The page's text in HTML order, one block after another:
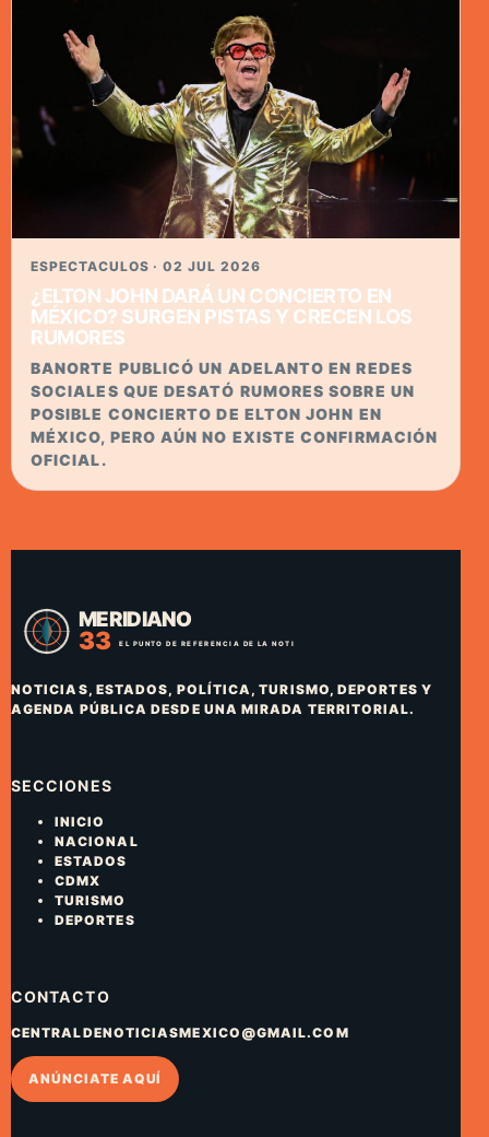
ESPECTACULOS · 02 JUL 2026
¿ELTON JOHN DARÁ UN CONCIERTO EN
MÉXICO? SURGEN PISTAS Y CRECEN LOS
RUMORES
BANORTE PUBLICÓ UN ADELANTO EN REDES
SOCIALES QUE DESATÓ RUMORES SOBRE UN
POSIBLE CONCIERTO DE ELTON JOHN EN
MÉXICO, PERO AÚN NO EXISTE CONFIRMACIÓN
OFICIAL.
NOTICIAS, ESTADOS, POLÍTICA, TURISMO, DEPORTES Y
AGENDA PÚBLICA DESDE UNA MIRADA TERRITORIAL.
SECCIONES
INICIO
NACIONAL
ESTADOS
CDMX
TURISMO
DEPORTES
CONTACTO
CENTRALDENOTICIASMEXICO@GMAIL.COM
ANÚNCIATE AQUÍ